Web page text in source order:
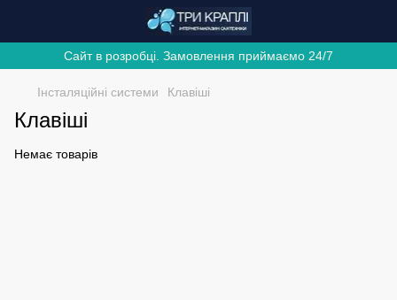
Сайт в розробці. Замовлення приймаємо 24/7
Інсталяційні системи Клавіші
Клавіші
Немає товарів